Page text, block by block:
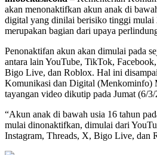
akan menonaktifkan akun anak di
digital yang dinilai berisiko tinggi
merupakan bagian dari upaya
Penonaktifan akun akan dimulai pada
antara lain YouTube, TikTok,
Bigo Live, dan Roblox. Hal ini
Komunikasi dan Digital (Menkominfo)
tayangan video dikutip pada Jumat (6/
“Akun anak di bawah usia 16 tahun
mulai dinonaktifkan, dimulai dari
Instagram, Threads, X, Bigo Live, dan